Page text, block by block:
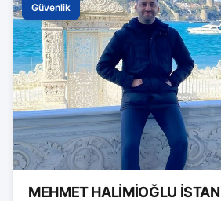
Güvenlik
MEHMET HALİMİOĞLU